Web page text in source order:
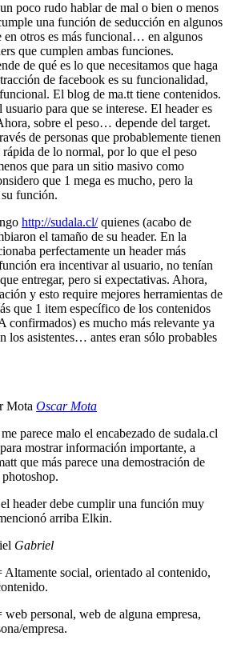
poco rudo hablar de mal o bien o menos
una función de seducción en algunos
en otros es más funcional… en algunos
que cumplen ambas funciones.
de qué es lo que necesitamos que haga
de facebook es su funcionalidad,
El blog de ma.tt tiene contenidos.
para que se interese. El header es
sobre el peso… depende del target.
de personas que probablemente tienen
de lo normal, por lo que el peso
que para un sitio masivo como
que 1 mega es mucho, pero la
función.
http://sudala.cl/quienes (acabo de
el tamaño de su header. En la
perfectamente un header más
era incentivar al usuario, no tenían
entregar, pero si expectativas. Ahora,
y esto require mejores herramientas de
que 1 item específico de los contenidos
confirmados) es mucho más relevante ya
los asistentes… antes eran sólo probables
Oscar Mota
parece malo el encabezado de sudala.cl
mostrar información importante, a
que más parece una demostración de
header debe cumplir una función muy
arriba Elkin.
Gabriel
Altamente social, orientado al contenido,
web personal, web de alguna empresa,
empresa.